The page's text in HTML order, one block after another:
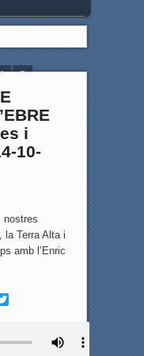
5
i
10-
nostres
la Terra Alta i
amb l’Enric
T